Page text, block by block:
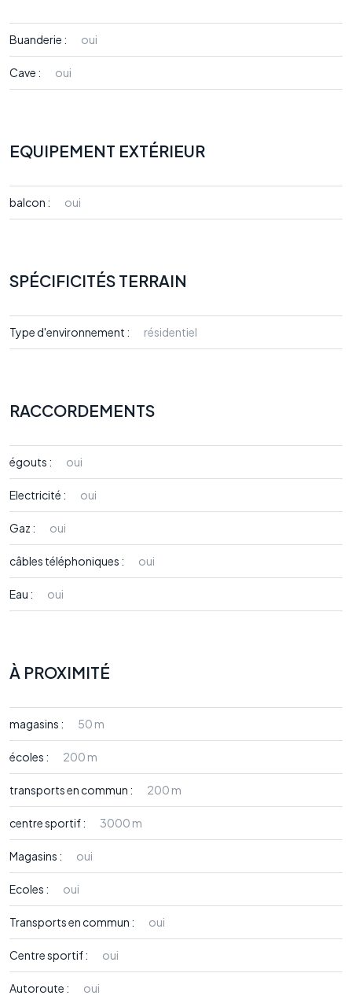
Buanderie : oui
Cave : oui
EQUIPEMENT EXTÉRIEUR
balcon : oui
SPÉCIFICITÉS TERRAIN
Type d'environnement : résidentiel
RACCORDEMENTS
égouts : oui
Electricité : oui
Gaz : oui
câbles téléphoniques : oui
Eau : oui
À PROXIMITÉ
magasins : 50 m
écoles : 200 m
transports en commun : 200 m
centre sportif : 3000 m
Magasins : oui
Ecoles : oui
Transports en commun : oui
Centre sportif : oui
Autoroute : oui